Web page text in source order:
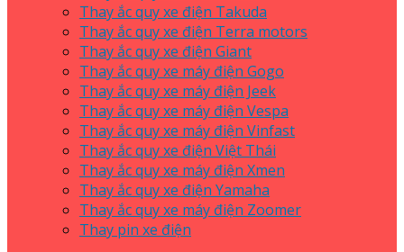
Thay ắc quy xe điện Takuda
Thay ắc quy xe điện Terra motors
Thay ắc quy xe điện Giant
Thay ắc quy xe máy điện Gogo
Thay ắc quy xe máy điện Jeek
Thay ắc quy xe máy điện Vespa
Thay ắc quy xe máy điện Vinfast
Thay ắc quy xe điện Việt Thái
Thay ắc quy xe máy điện Xmen
Thay ắc quy xe điện Yamaha
Thay ắc quy xe máy điện Zoomer
Thay pin xe điện